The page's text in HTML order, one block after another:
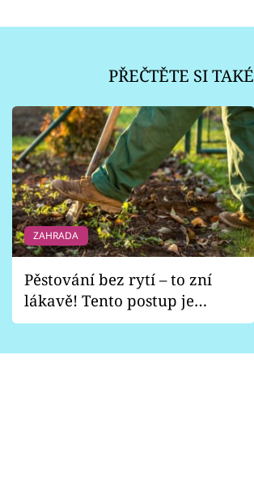
PŘEČTĚTE SI TAKÉ
ZAHRADA
Pěstování bez rytí – to zní
lákavě! Tento postup je
vhodný jen pro některé